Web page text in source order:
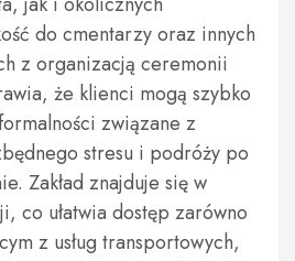
do cmentarzy oraz innych
z organizacją ceremonii
że klienci mogą szybko
związane z
stresu i podróży po
Zakład znajduje się w
co ułatwia dostęp zarówno
z usług transportowych,